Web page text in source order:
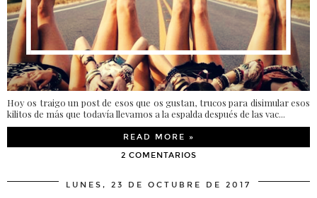
Hoy os traigo un post de esos que os gustan, trucos para disimular esos
kilitos de más que todavía llevamos a la espalda después de las vac...
READ MORE »
2 COMENTARIOS
LUNES, 23 DE OCTUBRE DE 2017